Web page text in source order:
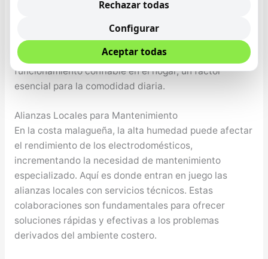
útil de los electrodomésticos, reducir el coste total de
propiedad y evitar las complicaciones de una
reparación tardía. Esto no solo protege la inversión en
nuestros dispositivos, sino que también garantiza un
funcionamiento confiable en el hogar, un factor
esencial para la comodidad diaria.
Alianzas Locales para Mantenimiento
En la costa malagueña, la alta humedad puede afectar
el rendimiento de los electrodomésticos,
incrementando la necesidad de mantenimiento
especializado. Aquí es donde entran en juego las
alianzas locales con servicios técnicos. Estas
colaboraciones son fundamentales para ofrecer
soluciones rápidas y efectivas a los problemas
derivados del ambiente costero.
Rechazar todas
Configurar
Aceptar todas